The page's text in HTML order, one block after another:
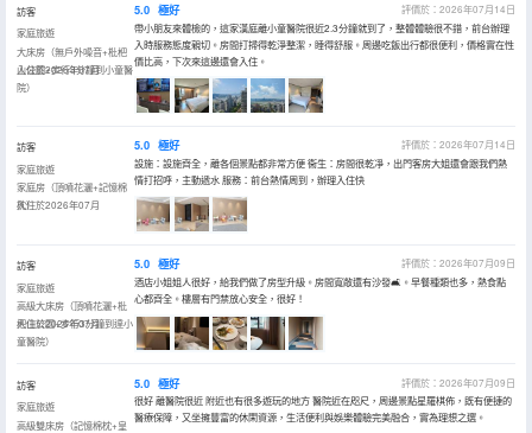
訪客
家庭旅遊
大床房（無戶外噪音+枇杷
山公園+步行3分鐘到小童醫
院）
入住於2026年07月
5.0 極好
評價於：2026年07月14日
帶小朋友來體檢的，這家漢庭離小童醫院很近2.3分鐘就到了，整體體驗很不錯，前台辦理
入時服務態度親切。房間打掃得乾淨整潔，睡得舒服。周邊吃飯出行都很便利，價格實在性
價比高，下次來這邊還會入住。
訪客
家庭旅遊
家庭房（頂噴花灑+記憶棉
枕）
入住於2026年07月
5.0 極好
評價於：2026年07月14日
設施：設施齊全，離各個景點都非常方便 衞生：房間很乾凈，出門客房大姐還會跟我們熱
情打招呼，主動遞水 服務：前台熱情周到，辦理入住快
訪客
家庭旅遊
高級大床房（頂噴花灑+枇
杷山公園+步行3分鐘到達小
童醫院）
入住於2026年07月
5.0 極好
評價於：2026年07月09日
酒店小姐姐人很好，給我們做了房型升級。房間寬敞還有沙發🛋️。早餐種類也多，熱食點
心都齊全。樓層有門禁放心安全，很好！
訪客
家庭旅遊
高級雙床房（記憶棉枕+皇
5.0 極好
評價於：2026年07月09日
很好 離醫院很近 附近也有很多遊玩的地方 醫院近在咫尺，周邊景點星羅棋佈，既有便捷的
醫療保障，又坐擁豐富的休閑資源，生活便利與娛樂體驗完美融合，實為理想之選。